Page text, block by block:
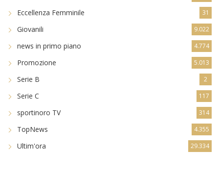
Eccellenza Femminile 31
Giovanili 9.022
news in primo piano 4.774
Promozione 5.013
Serie B 2
Serie C 117
sportinoro TV 314
TopNews 4.355
Ultim'ora 29.334